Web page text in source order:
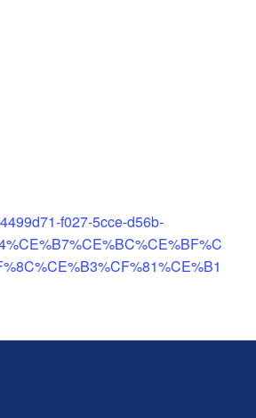
f027-5cce-d56b-